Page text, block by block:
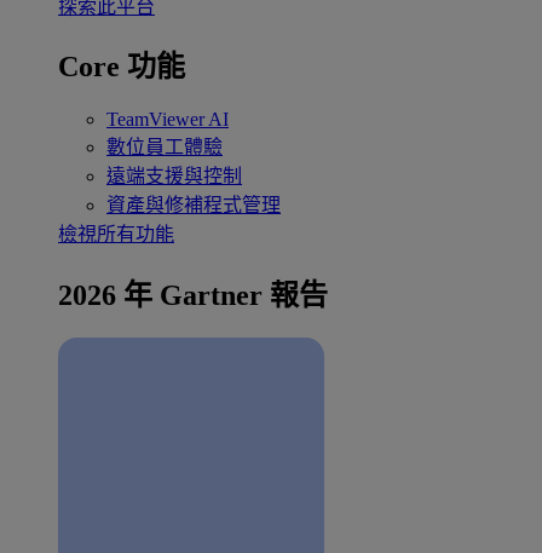
探索此平台
Core 功能
TeamViewer AI
數位員工體驗
遠端支援與控制
資產與修補程式管理
檢視所有功能
2026 年 Gartner 報告